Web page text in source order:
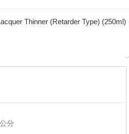
Thinner (Retarder Type) (250ml)
分